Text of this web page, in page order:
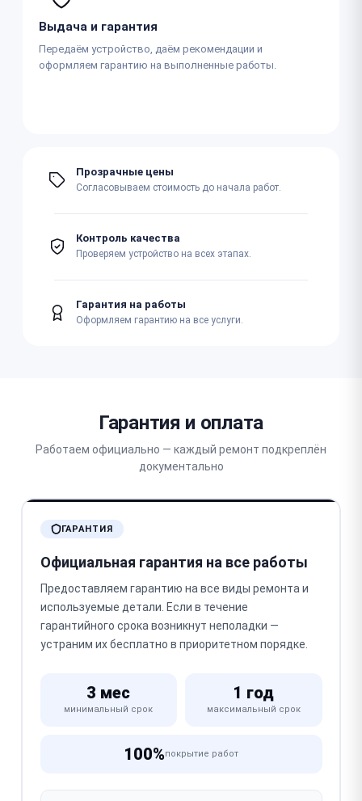
Выдача и гарантия
Передаём устройство, даём рекомендации и
оформляем гарантию на выполненные работы.
Прозрачные цены
Согласовываем стоимость до начала работ.
Контроль качества
Проверяем устройство на всех этапах.
Гарантия на работы
Оформляем гарантию на все услуги.
Гарантия и оплата
Работаем официально — каждый ремонт подкреплён
документально
ГАРАНТИЯ
Официальная гарантия на все работы
Предоставляем гарантию на все виды ремонта и
используемые детали. Если в течение
гарантийного срока возникнут неполадки —
устраним их бесплатно в приоритетном порядке.
3 мес
минимальный срок
1 год
максимальный срок
100%покрытие работ